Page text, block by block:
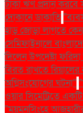
টাকা ঋণ প্রদান করবে
দোকানে ডাকাতি
হাড় জোড়া লাগতে
সেমিফাইনালে
দিলেন উপদেষ্টা
বিরত রাখতে
অগ্নিসংযোগের ঘটনা"
ওয়ার সিমেট্রিতে
"ময়মনসিংহে